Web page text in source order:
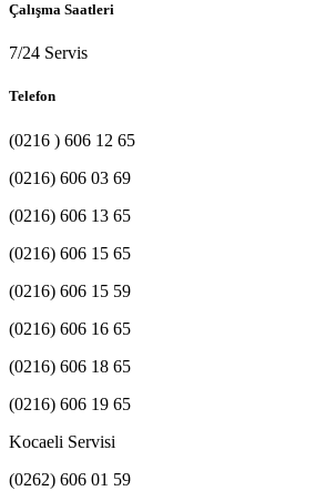
Çalışma Saatleri
7/24 Servis
Telefon
(0216 ) 606 12 65
(0216) 606 03 69
(0216) 606 13 65
(0216) 606 15 65
(0216) 606 15 59
(0216) 606 16 65
(0216) 606 18 65
(0216) 606 19 65
Kocaeli Servisi
(0262) 606 01 59